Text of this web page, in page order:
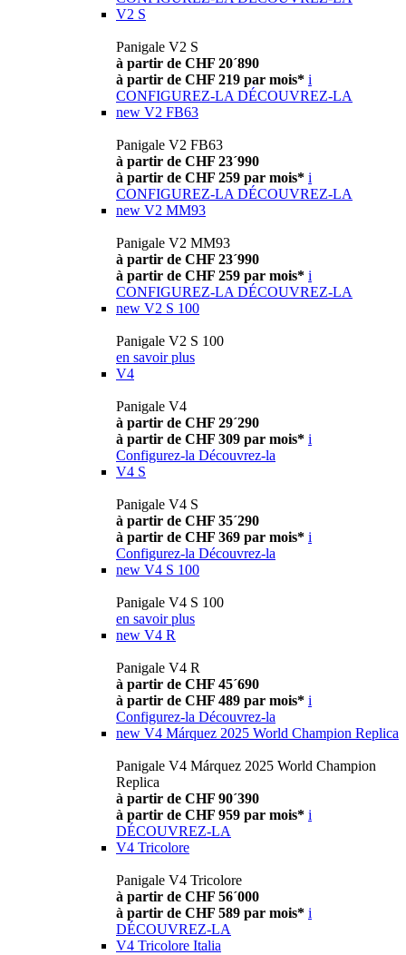
V2 S
Panigale V2 S
à partir de CHF 20´890
à partir de CHF 219 par mois* i
CONFIGUREZ-LA DÉCOUVREZ-LA
new V2 FB63
Panigale V2 FB63
à partir de CHF 23´990
à partir de CHF 259 par mois* i
CONFIGUREZ-LA DÉCOUVREZ-LA
new V2 MM93
Panigale V2 MM93
à partir de CHF 23´990
à partir de CHF 259 par mois* i
CONFIGUREZ-LA DÉCOUVREZ-LA
new V2 S 100
Panigale V2 S 100
en savoir plus
V4
Panigale V4
à partir de CHF 29´290
à partir de CHF 309 par mois* i
Configurez-la Découvrez-la
V4 S
Panigale V4 S
à partir de CHF 35´290
à partir de CHF 369 par mois* i
Configurez-la Découvrez-la
new V4 S 100
Panigale V4 S 100
en savoir plus
new V4 R
Panigale V4 R
à partir de CHF 45´690
à partir de CHF 489 par mois* i
Configurez-la Découvrez-la
new V4 Márquez 2025 World Champion Replica
Panigale V4 Márquez 2025 World Champion
Replica
à partir de CHF 90´390
à partir de CHF 959 par mois* i
DÉCOUVREZ-LA
V4 Tricolore
Panigale V4 Tricolore
à partir de CHF 56´000
à partir de CHF 589 par mois* i
DÉCOUVREZ-LA
V4 Tricolore Italia